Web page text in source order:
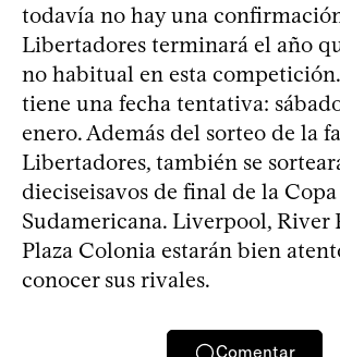
todavía no hay una
Libertadores terminará el año
no habitual en esta
tiene una fecha tentativa:
enero. Además del sorteo de la
Libertadores, también se
dieciseisavos de final de la Copa
Sudamericana. Liverpool, River
Plaza Colonia estarán bien
conocer sus rivales.
Comentar